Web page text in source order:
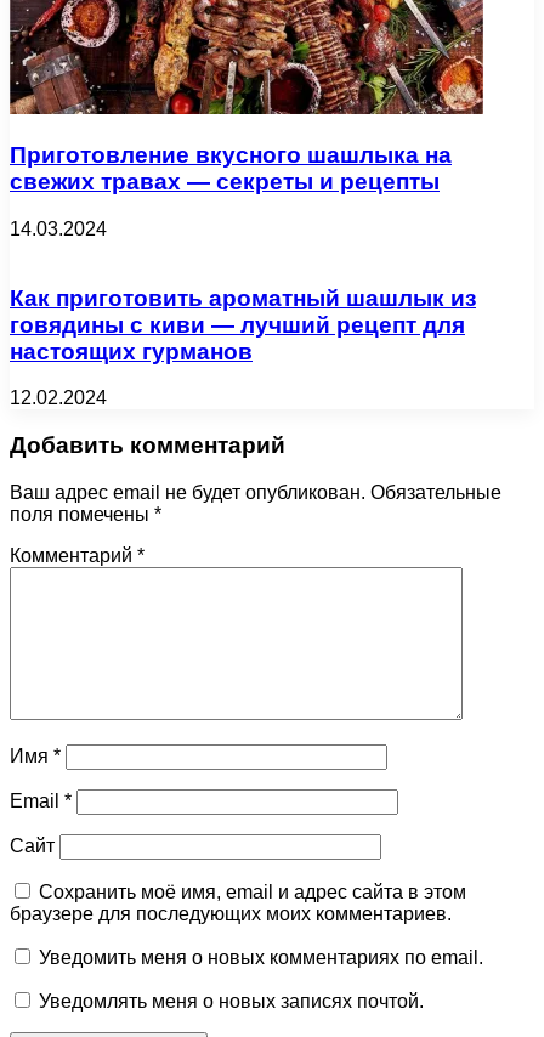
Приготовление вкусного шашлыка на
свежих травах — секреты и рецепты
14.03.2024
Как приготовить ароматный шашлык из
говядины с киви — лучший рецепт для
настоящих гурманов
12.02.2024
Добавить комментарий
Ваш адрес email не будет опубликован. Обязательные
поля помечены *
Комментарий *
Имя *
Email *
Сайт
Сохранить моё имя, email и адрес сайта в этом
браузере для последующих моих комментариев.
Уведомить меня о новых комментариях по email.
Уведомлять меня о новых записях почтой.